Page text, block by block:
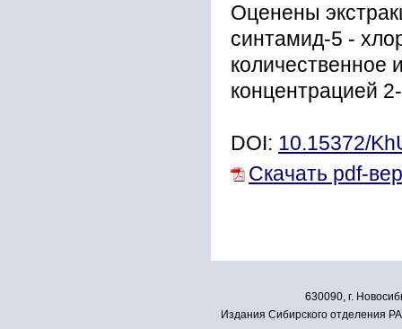
Оценены
синтамид-5 -
количественное
концентрацией
DOI: 10.15372/
Скачать pdf-
630090, г.
Издания Сибирского отделения